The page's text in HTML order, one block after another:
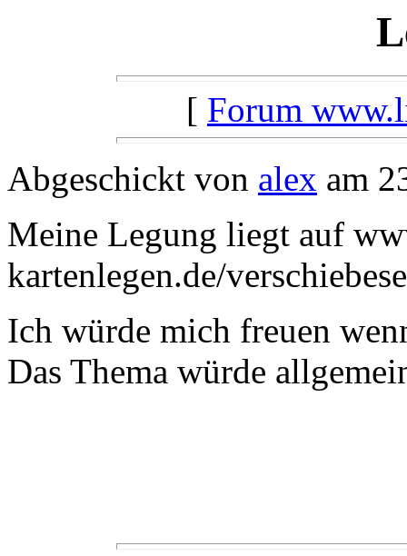
[ Forum
Abgeschickt von alex am
Meine Legung liegt auf
kartenlegen.de/
Ich würde mich freuen
Das Thema würde